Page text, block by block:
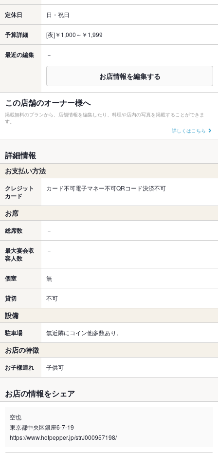
定休日 日・祝日
予算詳細 [夜]￥1,000～￥1,999
最近の編集 －
お店情報を編集する
この店舗のオーナー様へ
掲載無料のプランから、店舗情報を編集したり、料理や店内の写真を掲載することができま
す。
詳しくはこちら
詳細情報
お支払い方法
クレジット
カード
カード不可電子マネー不可QRコード決済不可
お席
総席数 －
最大宴会収
容人数
－
個室 無
貸切 不可
設備
駐車場 無近隣にコイン他多数あり。
お店の特徴
お子様連れ 子供可
お店の情報をシェア
空也
東京都中央区銀座6-7-19
https://www.hotpepper.jp/strJ000957198/